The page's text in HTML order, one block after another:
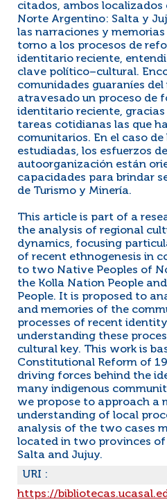
citados, ambos localizados
Norte Argentino: Salta y
las narraciones y
torno a los procesos de
identitario reciente,
clave político–cultural.
comunidades guaraníes
atravesado un proceso de
identitario reciente, gracias
tareas cotidianas las que
comunitarios. En el caso
estudiadas, los esfuerzos
autoorganización están
capacidades para brindar
de Turismo y Minería.
This article is part of a
the analysis of regional
dynamics, focusing
of recent ethnogenesis in
to two Native Peoples of
the Kolla Nation People
People. It is proposed to
and memories of the
processes of recent
understanding these
cultural key. This work is
Constitutional Reform of
driving forces behind the
many indigenous
we propose to approach a
understanding of local
analysis of the two cases
located in two provinces
Salta and Jujuy.
URI :
https://